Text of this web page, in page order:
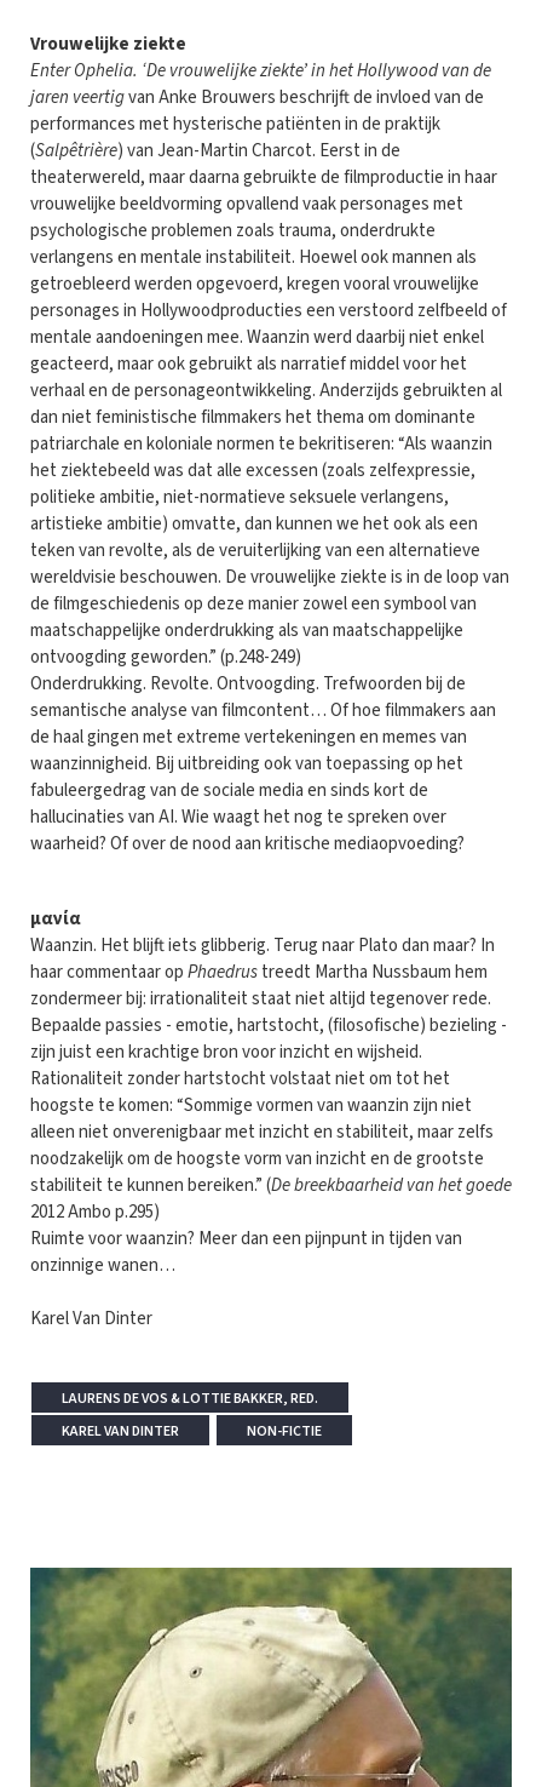
Vrouwelijke ziekte
Enter Ophelia. ‘De vrouwelijke ziekte’ in het Hollywood van de
jaren veertigvan Anke Brouwers beschrijft de invloed van de
performances met hysterische patiënten in de praktijk
(Salpêtrière) van Jean-Martin Charcot. Eerst in de
theaterwereld, maar daarna gebruikte de filmproductie in haar
vrouwelijke beeldvorming opvallend vaak personages met
psychologische problemen zoals trauma, onderdrukte
verlangens en mentale instabiliteit. Hoewel ook mannen als
getroebleerd werden opgevoerd, kregen vooral vrouwelijke
personages in Hollywoodproducties een verstoord zelfbeeld of
mentale aandoeningen mee. Waanzin werd daarbij niet enkel
geacteerd, maar ook gebruikt als narratief middel voor het
verhaal en de personageontwikkeling. Anderzijds gebruikten al
dan niet feministische filmmakers het thema om dominante
patriarchale en koloniale normen te bekritiseren: “Als waanzin
het ziektebeeld was dat alle excessen (zoals zelfexpressie,
politieke ambitie, niet-normatieve seksuele verlangens,
artistieke ambitie) omvatte, dan kunnen we het ook als een
teken van revolte, als de veruiterlijking van een alternatieve
wereldvisie beschouwen. De vrouwelijke ziekte is in de loop van
de filmgeschiedenis op deze manier zowel een symbool van
maatschappelijke onderdrukking als van maatschappelijke
ontvoogding geworden.” (p.248-249)
Onderdrukking. Revolte. Ontvoogding. Trefwoorden bij de
semantische analyse van filmcontent… Of hoe filmmakers aan
de haal gingen met extreme vertekeningen en memes van
waanzinnigheid. Bij uitbreiding ook van toepassing op het
fabuleergedrag van de sociale media en sinds kort de
hallucinaties van AI. Wie waagt het nog te spreken over
waarheid? Of over de nood aan kritische mediaopvoeding?
μανία
Waanzin. Het blijft iets glibberig. Terug naar Plato dan maar? In
haar commentaar opPhaedrustreedt Martha Nussbaum hem
zondermeer bij: irrationaliteit staat niet altijd tegenover rede.
Bepaalde passies - emotie, hartstocht, (filosofische) bezieling -
zijn juist een krachtige bron voor inzicht en wijsheid.
Rationaliteit zonder hartstocht volstaat niet om tot het
hoogste te komen: “Sommige vormen van waanzin zijn niet
alleen niet onverenigbaar met inzicht en stabiliteit, maar zelfs
noodzakelijk om de hoogste vorm van inzicht en de grootste
stabiliteit te kunnen bereiken.” (De breekbaarheid van het goede
2012 Ambo p.295)
Ruimte voor waanzin? Meer dan een pijnpunt in tijden van
onzinnige wanen…
Karel Van Dinter
LAURENS DE VOS & LOTTIE BAKKER, RED.
KAREL VAN DINTER
NON-FICTIE